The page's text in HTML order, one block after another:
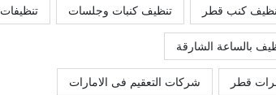
كنب قطر تنظيف كنبات وجلسات تنظيفات
بالساعة الشارقة
قطر شركات التعقيم فى الامارات